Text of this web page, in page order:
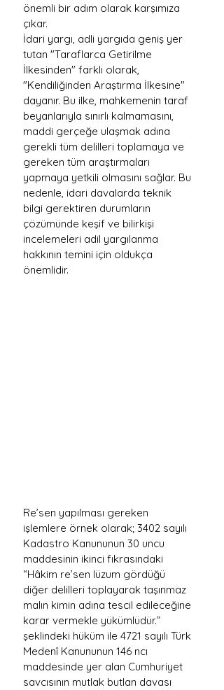
önemli bir adım olarak karşımıza
çıkar.
İdari yargı, adli yargıda geniş yer
tutan "Taraflarca Getirilme
İlkesinden" farklı olarak,
"Kendiliğinden Araştırma İlkesine"
dayanır. Bu ilke, mahkemenin taraf
beyanlarıyla sınırlı kalmamasını,
maddi gerçeğe ulaşmak adına
gerekli tüm delilleri toplamaya ve
gereken tüm araştırmaları
yapmaya yetkili olmasını sağlar. Bu
nedenle, idari davalarda teknik
bilgi gerektiren durumların
çözümünde keşif ve bilirkişi
incelemeleri adil yargılanma
hakkının temini için oldukça
önemlidir.
Re’sen yapılması gereken
işlemlere örnek olarak; 3402 sayılı
Kadastro Kanununun 30 uncu
maddesinin ikinci fıkrasındaki
“Hâkim re’sen lüzum gördüğü
diğer delilleri toplayarak taşınmaz
malın kimin adına tescil edileceğine
karar vermekle yükümlüdür.”
şeklindeki hüküm ile 4721 sayılı Türk
Medenî Kanununun 146 ncı
maddesinde yer alan Cumhuriyet
savcısının mutlak butlan davası